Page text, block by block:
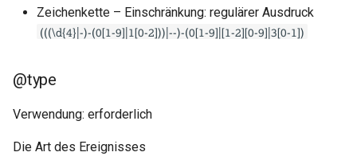
Zeichenkette – Einschränkung: regulärer Ausdruck
(((\d{4}|-)-(0[1-9]|1[0-2]))|--)-(0[1-9]|[1-2][0-9]|3[0-1])
@type
Verwendung: erforderlich
Die Art des Ereignisses